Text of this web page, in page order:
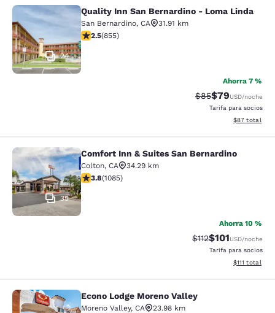
Quality Inn San Bernardino - Loma
24
Quality Inn San Bernardino - Loma Linda
San Bernardino, CA
31.91 km
calificación de 2.49 estrellas. Feria. 855 reseñas
2.5(855)
Ahorra 7 %
Precio tachado:
$85Precio con
$79USD/noche
Tarifa para socios
Ver detalles
$87 total
Comfort Inn & Suites San
35
Comfort Inn & Suites San Bernardino
Colton, CA
34.29 km
calificación de 3.82 estrellas. Bueno. 1085 reseñas
3.8(1085)
Ahorra 10 %
Precio tachado:
$112Precio con
$101USD/noche
Tarifa para socios
Ver detalles
$111 total
Econo Lodge Moreno Valley
Econo Lodge Moreno Valley
Moreno Valley, CA
23.98 km